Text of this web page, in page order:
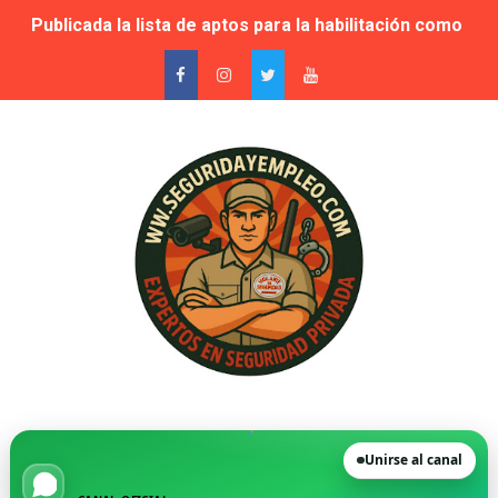
Publicada la lista de aptos para la habilitación como
Sale a licitación la seguridad privada de las piscinas
Adjudicado por 87,9 millones el contrato de apoyo a
🚨 Falta de vigilantes en El Retiro: cuando la
Suspensión cautelar de la adjudicación de varios
🛡️ Vecinos de VPP en Playa de San Juan denuncian
Novedad. Orden INT/25/2026 — Habilitación de
La Moraleja, condenada a readmitir a su director de
FGV destinará más de 30 millones de euros a los
Unirse al canal